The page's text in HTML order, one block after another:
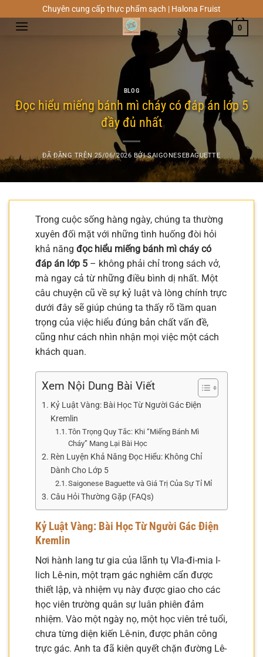
đến
Chuyên cung cấp thực phẩm sạch | Halona Fruist
0
BLOG
Đọc hiểu miếng bánh mì cháy có đáp án lớp 5
đầy đủ nhất
ĐÃ ĐĂNG TRÊN 25/06/2026 BỞISAIGONESEBAGUETTE
Trong cuộc sống hàng ngày, chúng ta thường
xuyên đối mặt với những tình huống đòi hỏi
khả năng đọc hiểu miếng bánh mì cháy có
đáp án lớp 5 – không phải chỉ trong sách vở,
mà ngay cả từ những điều bình dị nhất. Một
câu chuyện cũ về sự kỷ luật và lòng chính trực
dưới đây sẽ giúp chúng ta thấy rõ tầm quan
trọng của việc hiểu đúng bản chất vấn đề,
cũng như cách nhìn nhận mọi việc một cách
khách quan.
Xem Nội Dung Bài Viết
Kỷ Luật Vàng: Bài Học Từ Người Gác Điện
Kremlin
Tôn Trọng Quy Tắc: Khi “Miếng Bánh Mì
Cháy” Mang Lại Bài Học
Rèn Luyện Khả Năng Đọc Hiểu: Không Chỉ
Dành Cho Lớp 5
Saigonese Baguette và Giá Trị Của Sự Tỉ Mỉ
Câu Hỏi Thường Gặp (FAQs)
Kỷ Luật Vàng: Bài Học Từ Người Gác Điện
Kremlin
Nơi hành lang tư gia của lãnh tụ Vla-đi-mia I-
lich Lê-nin, một trạm gác nghiêm cẩn được
thiết lập, và nhiệm vụ này được giao cho các
học viên trường quân sự luân phiên đảm
nhiệm. Vào một ngày nọ, một học viên trẻ tuổi,
chưa từng diện kiến Lê-nin, được phân công
trực gác. Anh ta đã kiên quyết chặn đường Lê-